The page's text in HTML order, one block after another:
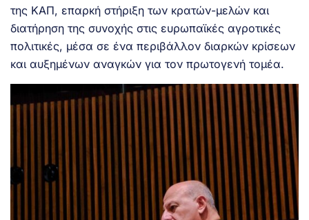
της ΚΑΠ, επαρκή στήριξη των κρατών-μελών και
διατήρηση της συνοχής στις ευρωπαϊκές αγροτικές
πολιτικές, μέσα σε ένα περιβάλλον διαρκών κρίσεων
και αυξημένων αναγκών για τον πρωτογενή τομέα.